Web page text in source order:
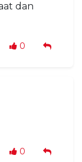
dan
0
0